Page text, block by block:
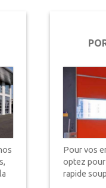
Pour vos
optez pour
rapide